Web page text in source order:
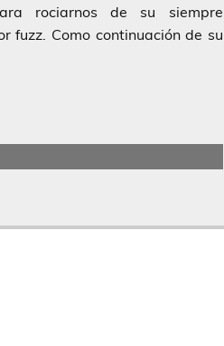
rociarnos de su siempre
fuzz. Como continuación de su